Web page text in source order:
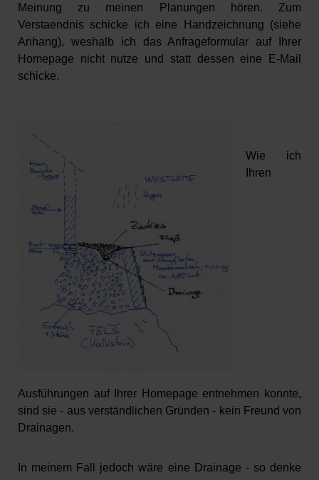
Meinung zu meinen Planungen hören. Zum
Verstaendnis schicke ich eine Handzeichnung (siehe
Anhang), weshalb ich das Anfrageformular auf Ihrer
Homepage nicht nutze und statt dessen eine E-Mail
schicke.
Wie ich
Ihren
Ausführungen auf Ihrer Homepage entnehmen konnte,
sind sie - aus verständlichen Gründen - kein Freund von
Drainagen.
In meinem Fall jedoch wäre eine Drainage - so denke